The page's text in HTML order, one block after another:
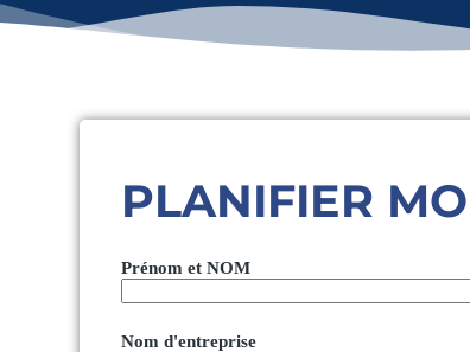
PLANIFIER
Prénom et NOM
Nom d'entreprise